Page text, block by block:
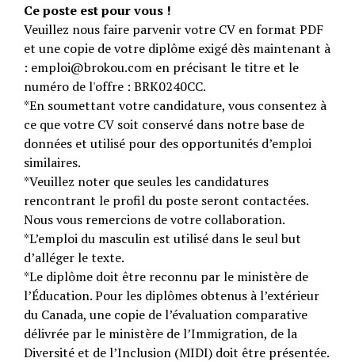
Ce poste est pour vous !
Veuillez nous faire parvenir votre CV en format PDF
et une copie de votre diplôme exigé dès maintenant à
: emploi@brokou.com en précisant le titre et le
numéro de l'offre : BRK0240CC.
*En soumettant votre candidature, vous consentez à
ce que votre CV soit conservé dans notre base de
données et utilisé pour des opportunités d’emploi
similaires.
*Veuillez noter que seules les candidatures
rencontrant le profil du poste seront contactées.
Nous vous remercions de votre collaboration.
*L’emploi du masculin est utilisé dans le seul but
d’alléger le texte.
*Le diplôme doit être reconnu par le ministère de
l’Éducation. Pour les diplômes obtenus à l’extérieur
du Canada, une copie de l’évaluation comparative
délivrée par le ministère de l’Immigration, de la
Diversité et de l’Inclusion (MIDI) doit être présentée.